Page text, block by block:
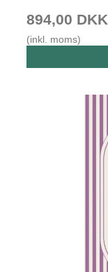
894,00 DKK
(inkl. moms)